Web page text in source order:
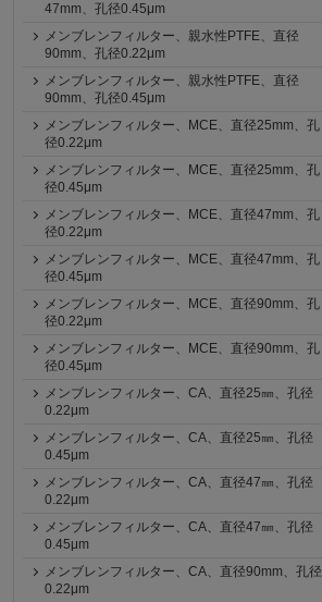
47mm、孔径0.45μm
メンブレンフィルター、親水性PTFE、直径
90mm、孔径0.22μm
メンブレンフィルター、親水性PTFE、直径
90mm、孔径0.45μm
メンブレンフィルター、MCE、直径25mm、孔
径0.22μm
メンブレンフィルター、MCE、直径25mm、孔
径0.45μm
メンブレンフィルター、MCE、直径47mm、孔
径0.22μm
メンブレンフィルター、MCE、直径47mm、孔
径0.45μm
メンブレンフィルター、MCE、直径90mm、孔
径0.22μm
メンブレンフィルター、MCE、直径90mm、孔
径0.45μm
メンブレンフィルター、CA、直径25㎜、孔径
0.22μm
メンブレンフィルター、CA、直径25㎜、孔径
0.45μm
メンブレンフィルター、CA、直径47㎜、孔径
0.22μm
メンブレンフィルター、CA、直径47㎜、孔径
0.45μm
メンブレンフィルター、CA、直径90mm、孔径
0.22μm